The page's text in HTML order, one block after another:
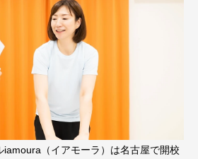
iamoura（イアモーラ）は名古屋で開校